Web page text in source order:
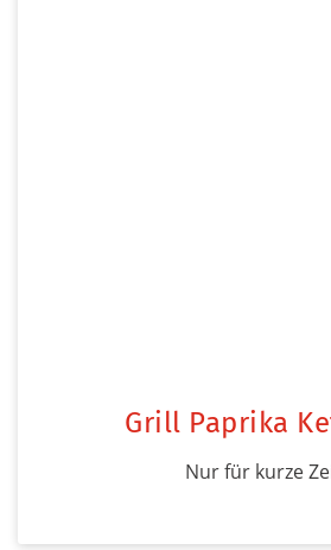
Grill Paprika
Nur für kurze